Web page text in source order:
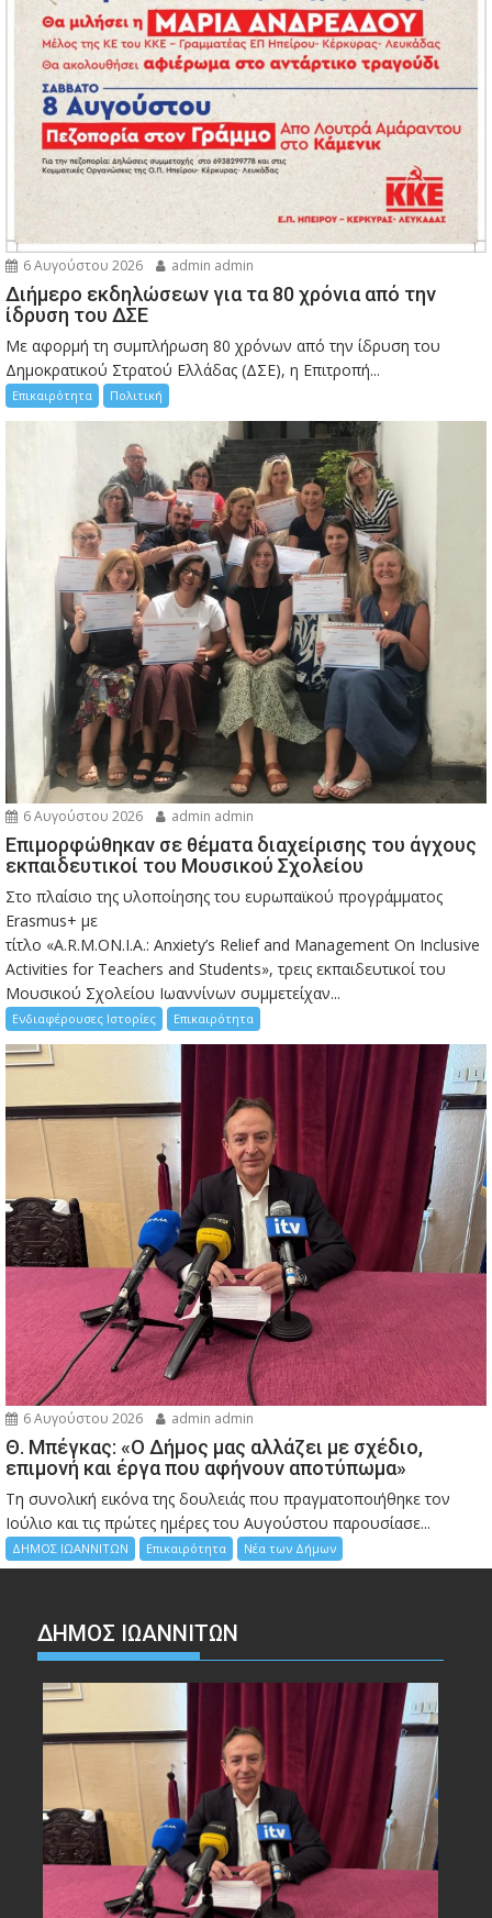
6 Αυγούστου 2026 admin admin
Διήμερο εκδηλώσεων για τα 80 χρόνια από την
ίδρυση του ΔΣΕ
Με αφορμή τη συμπλήρωση 80 χρόνων από την ίδρυση του
Δημοκρατικού Στρατού Ελλάδας (ΔΣΕ), η Επιτροπή...
Επικαιρότητα Πολιτική
6 Αυγούστου 2026 admin admin
Eπιμορφώθηκαν σε θέματα διαχείρισης του άγχους
εκπαιδευτικοί του Μουσικού Σχολείου
Στο πλαίσιο της υλοποίησης του ευρωπαϊκού προγράμματος
Erasmus+ με
τίτλο «A.R.M.ON.I.A.: Anxiety’s Relief and Management On Inclusive
Activities for Teachers and Students», τρεις εκπαιδευτικοί του
Μουσικού Σχολείου Ιωαννίνων συμμετείχαν...
Ενδιαφέρουσες Ιστορίες Επικαιρότητα
6 Αυγούστου 2026 admin admin
Θ. Μπέγκας: «Ο Δήμος μας αλλάζει με σχέδιο,
επιμονή και έργα που αφήνουν αποτύπωμα»
Τη συνολική εικόνα της δουλειάς που πραγματοποιήθηκε τον
Ιούλιο και τις πρώτες ημέρες του Αυγούστου παρουσίασε...
ΔΗΜΟΣ ΙΩΑΝΝΙΤΩΝ Επικαιρότητα Νέα των Δήμων
ΔΗΜΟΣ ΙΩΑΝΝΙΤΩΝ